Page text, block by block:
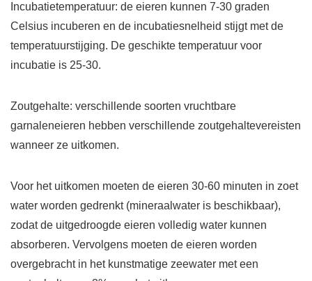
Incubatietemperatuur: de eieren kunnen 7-30 graden
Celsius incuberen en de incubatiesnelheid stijgt met de
temperatuurstijging. De geschikte temperatuur voor
incubatie is 25-30.
Zoutgehalte: verschillende soorten vruchtbare
garnaleneieren hebben verschillende zoutgehaltevereisten
wanneer ze uitkomen.
Voor het uitkomen moeten de eieren 30-60 minuten in zoet
water worden gedrenkt (mineraalwater is beschikbaar),
zodat de uitgedroogde eieren volledig water kunnen
absorberen. Vervolgens moeten de eieren worden
overgebracht in het kunstmatige zeewater met een